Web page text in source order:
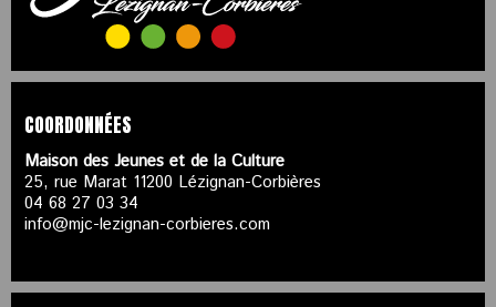
COORDONNÉES
Maison des Jeunes et de la Culture
25, rue Marat 11200 Lézignan-Corbières
04 68 27 03 34
info@mjc-lezignan-corbieres.com